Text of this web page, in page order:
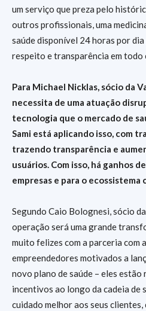
um serviço que preza pelo
outros profissionais, uma
saúde disponível 24 horas por
respeito e transparência em todo
Para Michael Nicklas, sócio da
necessita de uma atuação
tecnologia que o mercado de
Sami está aplicando isso, com
trazendo transparência e
usuários. Com isso, há ganhos
empresas e para o ecossistema
Segundo Caio Bolognesi, sócio
operação será uma grande
muito felizes com a parceria com
empreendedores motivados a
novo plano de saúde – eles estão
incentivos ao longo da cadeia de
cuidado melhor aos seus clientes,